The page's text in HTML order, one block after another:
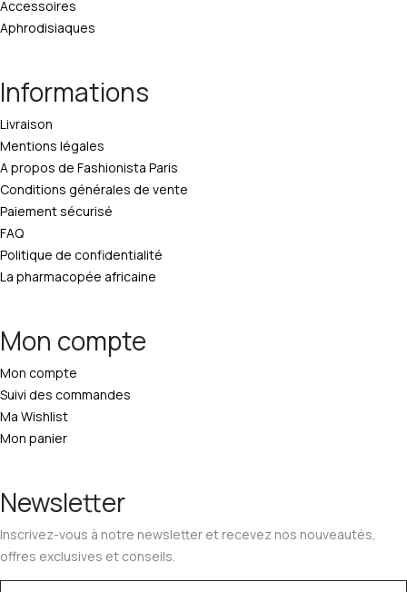
Accessoires
Aphrodisiaques
Informations
Livraison
Mentions légales
A propos de Fashionista Paris
Conditions générales de vente
Paiement sécurisé
FAQ
Politique de confidentialité
La pharmacopée africaine
Mon compte
Mon compte
Suivi des commandes
Ma Wishlist
Mon panier
Newsletter
Inscrivez-vous à notre newsletter et recevez nos nouveautés,
offres exclusives et conseils.